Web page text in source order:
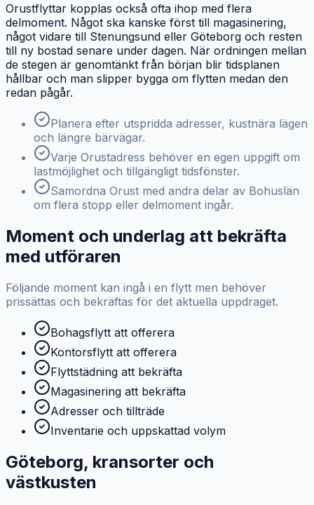
Orustflyttar kopplas också ofta ihop med flera
delmoment. Något ska kanske först till magasinering,
något vidare till Stenungsund eller Göteborg och resten
till ny bostad senare under dagen. När ordningen mellan
de stegen är genomtänkt från början blir tidsplanen
hållbar och man slipper bygga om flytten medan den
redan pågår.
Planera efter utspridda adresser, kustnära lägen
och längre bärvägar.
Varje Orustadress behöver en egen uppgift om
lastmöjlighet och tillgängligt tidsfönster.
Samordna Orust med andra delar av Bohuslän
om flera stopp eller delmoment ingår.
Moment och underlag att bekräfta
med utföraren
Följande moment kan ingå i en flytt men behöver
prissättas och bekräftas för det aktuella uppdraget.
Bohagsflytt att offerera
Kontorsflytt att offerera
Flyttstädning att bekräfta
Magasinering att bekräfta
Adresser och tillträde
Inventarie och uppskattad volym
Göteborg, kransorter och
västkusten